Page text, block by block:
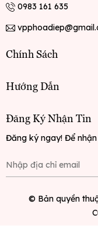
0983 161 635
Chính Sách
Hướng Dẫn
Đăng Ký Nhận Tin
Đăng ký ngay! Để
© Bản quyền